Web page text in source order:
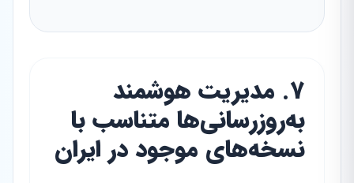
۷. مدیریت هوشمند
به‌روزرسانی‌ها متناسب با
نسخه‌های موجود در ایران